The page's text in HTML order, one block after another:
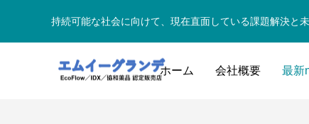
持続可能な社会に向けて、現在直面している課題解決と
ホーム 会社概要 最新